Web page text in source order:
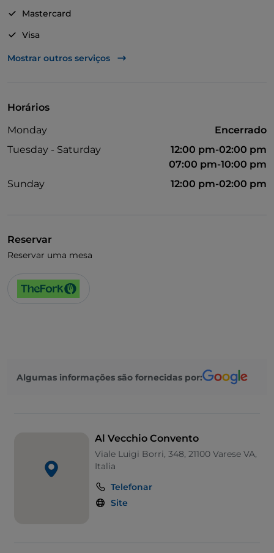
Mastercard
Visa
Acesso para pessoas com deficiência
Mostrar outros serviços
Horários
Monday
Encerrado
Tuesday - Saturday
12:00 pm-02:00 pm
07:00 pm-10:00 pm
Sunday
12:00 pm-02:00 pm
Reservar
Reservar uma mesa
Algumas informações são fornecidas por:
Al Vecchio Convento
Viale Luigi Borri, 348, 21100 Varese VA,
Italia
Telefonar
Site